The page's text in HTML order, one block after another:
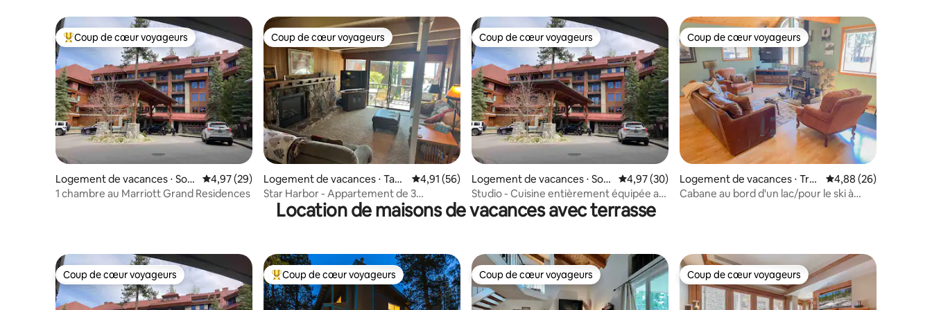
Coups de cœur voyageurs les plus appréciés
Coup de cœur voyageurs
Logement de vacances ⋅ Sou
th Lake Tahoe
Évaluation moyenne sur la base de 29 commentaires : 4,97 sur 5
4,97 (29)
1 chambre au Marriott Grand Residences
Coup de cœur voyageurs
Coup de cœur voyageurs
Logement de vacances ⋅ Tah
oe City
Évaluation moyenne sur la base de 56 commentaires : 4,91 sur 5
4,91 (56)
Star Harbor - Appartement de 3
chambres - Vue sur le lac avec jacuzzi
Coup de cœur voyageurs
Coup de cœur voyageurs
Logement de vacances ⋅ Sou
th Lake Tahoe
Évaluation moyenne sur la base de 30 commentaires : 4,97 sur 5
4,97 (30)
Studio - Cuisine entièrement équipée au
Marriott Grand Residences
Coup de cœur voyageurs
Coup de cœur voyageurs
Logement de vacances ⋅ Tru
ckee
Évaluation moyenne
4,88 (26)
Cabane au bord d'un lac/pour le ski à
Location de maisons de vacances avec terrasse
Coup de cœur voyageurs
Coup de cœur voyageurs Coups de cœur voyageurs les plus appréciés
Coup de cœur voyageurs Coup de cœur voyageurs
Coup de cœur voyageurs Coup de cœur voyageurs
Coup de cœur voyageurs